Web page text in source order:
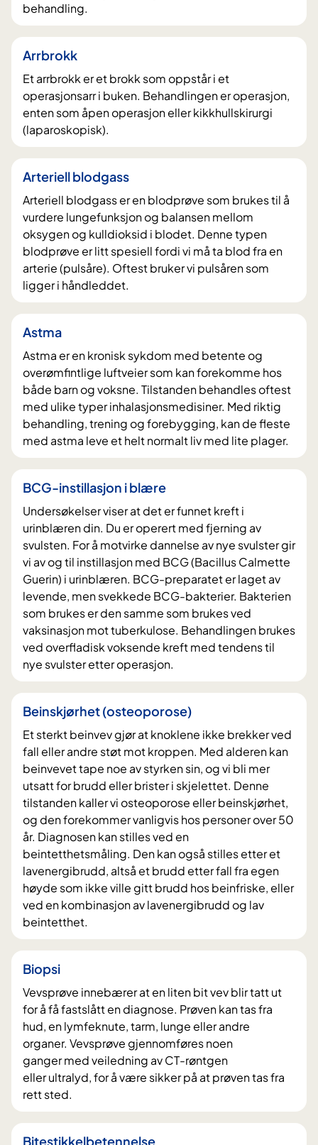
behandling.
Arrbrokk
Et arrbrokk er et brokk som oppstår i et
operasjonsarr i buken. Behandlingen er operasjon,
enten som åpen operasjon eller kikkhullskirurgi
(laparoskopisk).
Arteriell blodgass
Arteriell blodgass er en blodprøve som brukes til å
vurdere lungefunksjon og balansen mellom
oksygen og kulldioksid i blodet. Denne typen
blodprøve er litt spesiell fordi vi må ta blod fra en
arterie (pulsåre). Oftest bruker vi pulsåren som
ligger i håndleddet.
Astma
Astma er en kronisk sykdom med betente og
overømfintlige luftveier som kan forekomme hos
både barn og voksne. Tilstanden behandles oftest
med ulike typer inhalasjonsmedisiner. Med riktig
behandling, trening og forebygging, kan de fleste
med astma leve et helt normalt liv med lite plager.
BCG-instillasjon i blære
Undersøkelser viser at det er funnet kreft i
urinblæren din. Du er operert med fjerning av
svulsten. For å motvirke dannelse av nye svulster gir
vi av og til instillasjon med BCG (Bacillus Calmette
Guerin) i urinblæren. BCG-preparatet er laget av
levende, men svekkede BCG-bakterier. Bakterien
som brukes er den samme som brukes ved
vaksinasjon mot tuberkulose. Behandlingen brukes
ved overfladisk voksende kreft med tendens til
nye svulster etter operasjon.
Beinskjørhet (osteoporose)
Et sterkt beinvev gjør at knoklene ikke brekker ved
fall eller andre støt mot kroppen. Med alderen kan
beinvevet tape noe av styrken sin, og vi bli mer
utsatt for brudd eller brister i skjelettet. Denne
tilstanden kaller vi osteoporose eller beinskjørhet,
og den forekommer vanligvis hos personer over 50
år. Diagnosen kan stilles ved en
beintetthetsmåling. Den kan også stilles etter et
lavenergibrudd, altså et brudd etter fall fra egen
høyde som ikke ville gitt brudd hos beinfriske, eller
ved en kombinasjon av lavenergibrudd og lav
beintetthet.
Biopsi
Vevsprøve innebærer at en liten bit vev blir tatt ut
for å få fastslått en diagnose. Prøven kan tas fra
hud, en lymfeknute, tarm, lunge eller andre
organer. Vevsprøve gjennomføres noen
ganger med veiledning av CT-røntgen
eller ultralyd, for å være sikker på at prøven tas fra
rett sted.
Bitestikkelbetennelse